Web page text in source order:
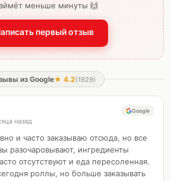
меньше минуты 🙌
первый отзыв
из Google★ 4.2(1929)
назад
Google
и часто заказываю отсюда, но все
разочаровывают, ингредиенты
отсутствуют и еда пересоленная.
роллы, но больше заказывать